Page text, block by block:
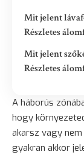
Mit jelent
Részletes
Mit jelent
Részletes
A háborús
hogy
akarsz vagy
gyakran akkor